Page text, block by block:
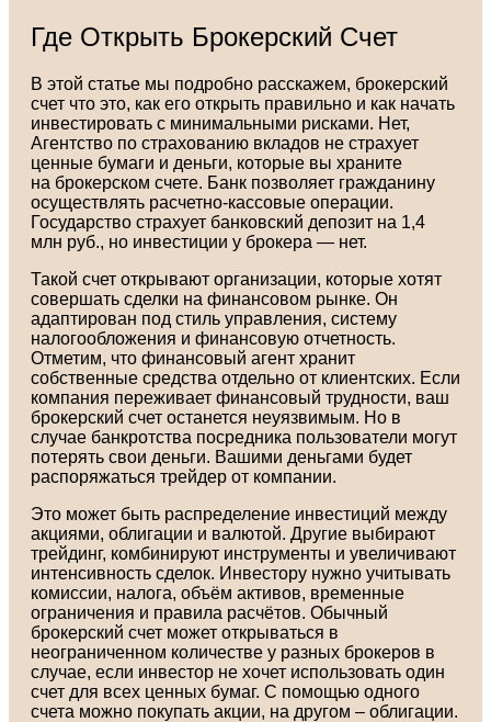
Где Открыть Брокерский Счет
В этой статье мы подробно расскажем, брокерский
счет что это, как его открыть правильно и как начать
инвестировать с минимальными рисками. Нет,
Агентство по страхованию вкладов не страхует
ценные бумаги и деньги, которые вы храните
на брокерском счете. Банк позволяет гражданину
осуществлять расчетно-кассовые операции.
Государство страхует банковский депозит на 1,4
млн руб., но инвестиции у брокера — нет.
Такой счет открывают организации, которые хотят
совершать сделки на финансовом рынке. Он
адаптирован под стиль управления, систему
налогообложения и финансовую отчетность.
Отметим, что финансовый агент хранит
собственные средства отдельно от клиентских. Если
компания переживает финансовый трудности, ваш
брокерский счет останется неуязвимым. Но в
случае банкротства посредника пользователи могут
потерять свои деньги. Вашими деньгами будет
распоряжаться трейдер от компании.
Это может быть распределение инвестиций между
акциями, облигации и валютой. Другие выбирают
трейдинг, комбинируют инструменты и увеличивают
интенсивность сделок. Инвестору нужно учитывать
комиссии, налога, объём активов, временные
ограничения и правила расчётов. Обычный
брокерский счет может открываться в
неограниченном количестве у разных брокеров в
случае, если инвестор не хочет использовать один
счет для всех ценных бумаг. С помощью одного
счета можно покупать акции, на другом – облигации.